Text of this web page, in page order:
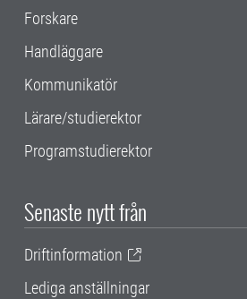
Forskare
Handläggare
Kommunikatör
Lärare/studierektor
Programstudierektor
Senaste nytt från
Driftinformation
Lediga anställningar